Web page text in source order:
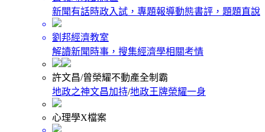
新聞有話時政入試，專題報導動態書評，題題直說
劉邦經濟教室
解讀新聞時事，搜集經濟學相關考情
許文昌/曾榮耀不動產全制霸
地政之神文昌加持/地政王牌榮耀一身
心理學X檔案